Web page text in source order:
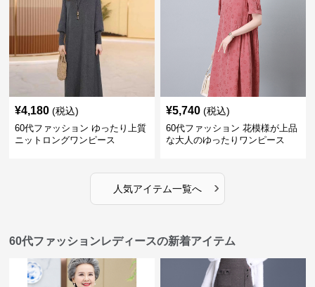
¥4,180 (税込)
60代ファッション ゆったり上質
ニットロングワンピース
¥5,740 (税込)
60代ファッション 花模様が上品
な大人のゆったりワンピース
人気アイテム一覧へ ›
60代ファッションレディースの新着アイテム